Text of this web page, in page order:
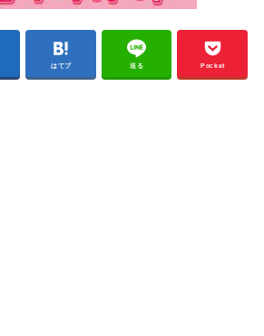
はてブ 送る Pocket